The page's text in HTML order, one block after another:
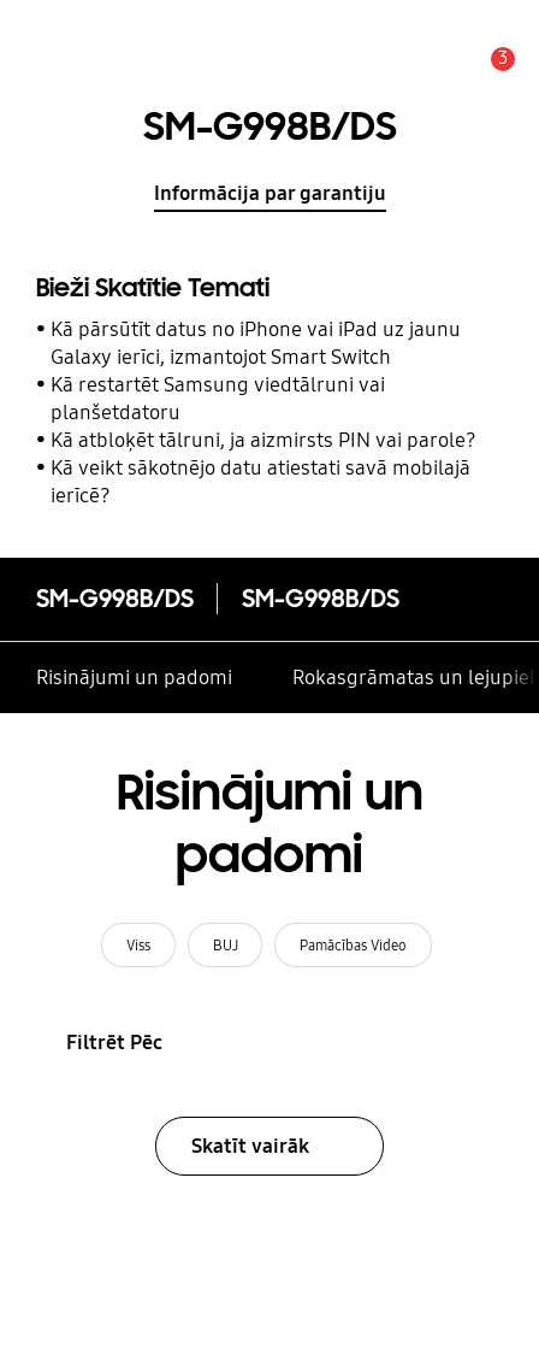
3
SM-G998B/DS
Informācija par garantiju
Bieži Skatītie Temati
Kā pārsūtīt datus no iPhone vai iPad uz jaunu
Galaxy ierīci, izmantojot Smart Switch
Kā restartēt Samsung viedtālruni vai
planšetdatoru
Kā atbloķēt tālruni, ja aizmirsts PIN vai parole?
Kā veikt sākotnējo datu atiestati savā mobilajā
ierīcē?
SM-G998B/DS SM-G998B/DS
Risinājumi un padomi Rokasgrāmatas un
Risinājumi un
padomi
Viss BUJ Pamācības Video
Filtrēt Pēc
Skatīt vairāk